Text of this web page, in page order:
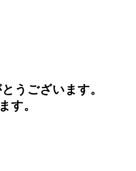
うございます。
す。